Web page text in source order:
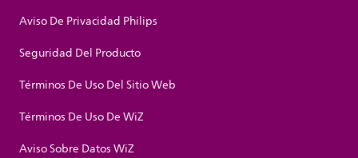
Aviso De Privacidad Philips
Seguridad Del Producto
Términos De Uso Del Sitio Web
Términos De Uso De WiZ
Aviso Sobre Datos WiZ